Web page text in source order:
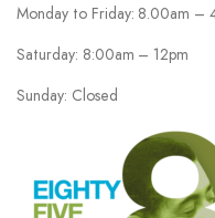
Monday to Friday: 8.00am –
Saturday: 8:00am – 12pm
Sunday: Closed